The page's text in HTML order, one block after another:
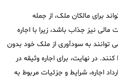
برای مالکان ملک، از جمله
نیز جذاب باشد، زیرا با اجاره
توانند به سودآوری از ملک خود بدون
در نهایت، برای اجاره وثیقه در
اجاره، شرایط و جزئیات مربوط به